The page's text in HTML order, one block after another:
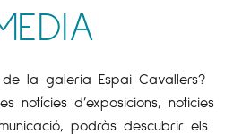
la galeria Espai Cavallers?
notícies d’exposicions, noticies
podràs descubrir els